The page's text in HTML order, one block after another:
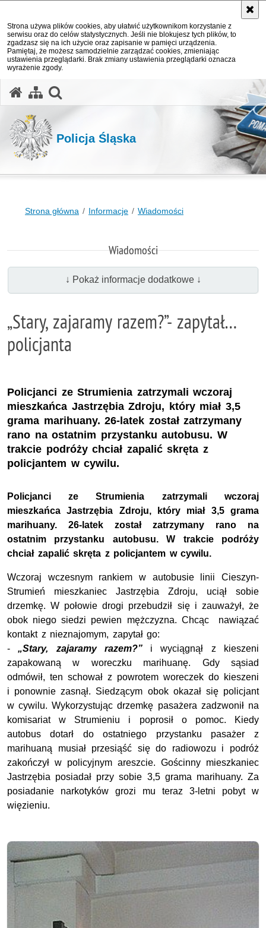
Strona używa plików cookies, aby ułatwić użytkownikom korzystanie z
serwisu oraz do celów statystycznych. Jeśli nie blokujesz tych plików, to
zgadzasz się na ich użycie oraz zapisanie w pamięci urządzenia.
Pamiętaj, że możesz samodzielnie zarządzać cookies, zmieniając
ustawienia przeglądarki. Brak zmiany ustawienia przeglądarki oznacza
wyrażenie zgody.
Policja Śląska
Strona główna Informacje Wiadomości
Wiadomości
↓ Pokaż informacje dodatkowe ↓
„Stary, zajaramy razem?”- zapytał…
policjanta
Policjanci ze Strumienia zatrzymali wczoraj
mieszkańca Jastrzębia Zdroju, który miał 3,5
grama marihuany. 26-latek został zatrzymany
rano na ostatnim przystanku autobusu. W
trakcie podróży chciał zapalić skręta z
policjantem w cywilu.
Policjanci ze Strumienia zatrzymali wczoraj
mieszkańca Jastrzębia Zdroju, który miał 3,5 grama
marihuany. 26-latek został zatrzymany rano na
ostatnim przystanku autobusu. W trakcie podróży
chciał zapalić skręta z policjantem w cywilu.
Wczoraj wczesnym rankiem w autobusie linii Cieszyn-
Strumień mieszkaniec Jastrzębia Zdroju, uciął sobie
drzemkę. W połowie drogi przebudził się i zauważył, że
obok niego siedzi pewien mężczyzna. Chcąc nawiązać
kontakt z nieznajomym, zapytał go:
- „Stary, zajaramy razem?” i wyciągnął z kieszeni
zapakowaną w woreczku marihuanę. Gdy sąsiad
odmówił, ten schował z powrotem woreczek do kieszeni
i ponownie zasnął. Siedzącym obok okazał się policjant
w cywilu. Wykorzystując drzemkę pasażera zadzwonił na
komisariat w Strumieniu i poprosił o pomoc. Kiedy
autobus dotarł do ostatniego przystanku pasażer z
marihuaną musiał przesiąść się do radiowozu i podróż
zakończył w policyjnym areszcie. Gościnny mieszkaniec
Jastrzębia posiadał przy sobie 3,5 grama marihuany. Za
posiadanie narkotyków grozi mu teraz 3-letni pobyt w
więzieniu.